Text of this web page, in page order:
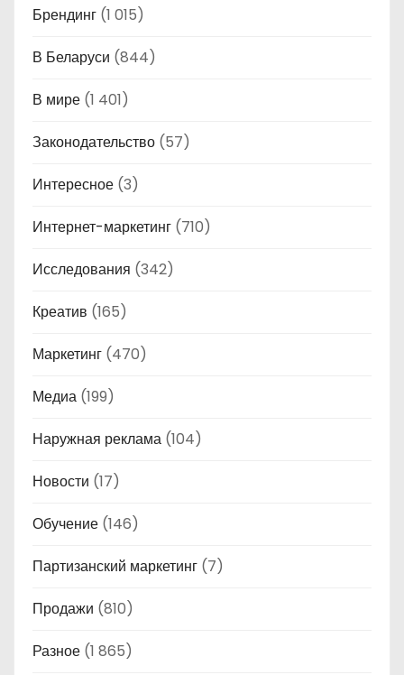
Брендинг (1 015)
В Беларуси (844)
В мире (1 401)
Законодательство (57)
Интересное (3)
Интернет-маркетинг (710)
Исследования (342)
Креатив (165)
Маркетинг (470)
Медиа (199)
Наружная реклама (104)
Новости (17)
Обучение (146)
Партизанский маркетинг (7)
Продажи (810)
Разное (1 865)